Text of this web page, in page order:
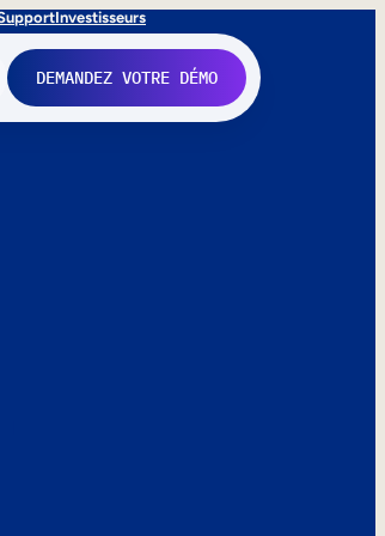
Investisseurs
DEMANDEZ VOTRE DÉMO